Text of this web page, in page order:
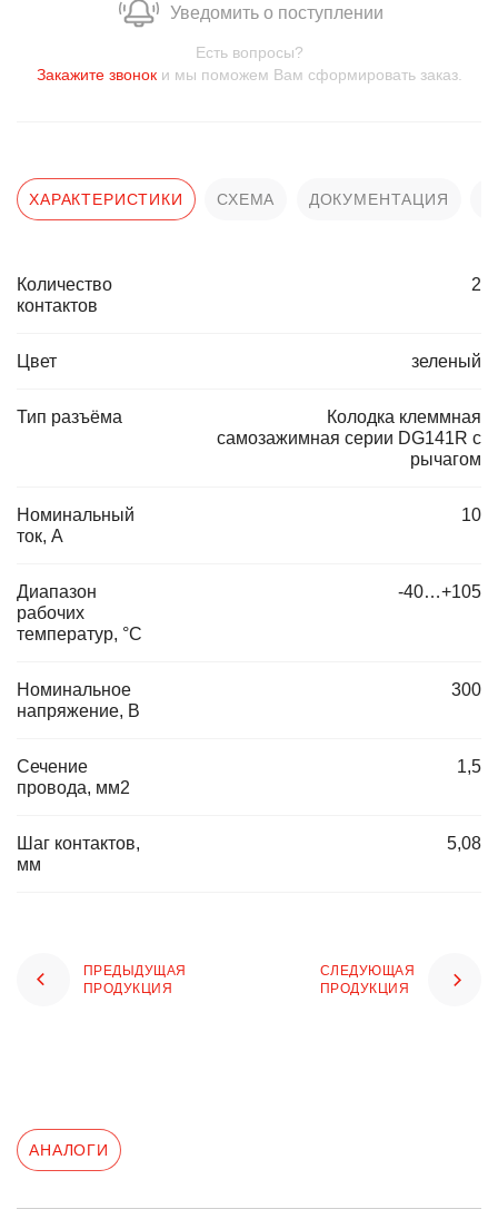
Уведомить о поступлении
Есть вопросы?
Закажите звоноки мы поможем Вам сформировать заказ.
ХАРАКТЕРИСТИКИ СХЕМА ДОКУМЕНТАЦИЯ
Количество
контактов
2
Цвет зеленый
Тип разъёма
Колодка клеммная
самозажимная серии DG141R с
рычагом
Номинальный
ток, А
10
Диапазон
рабочих
температур, °C
-40…+105
Номинальное
напряжение, В
300
Сечение
провода, мм2
1,5
Шаг контактов,
мм
5,08
ПРЕДЫДУЩАЯ
ПРОДУКЦИЯ
СЛЕДУЮЩАЯ
ПРОДУКЦИЯ
АНАЛОГИ